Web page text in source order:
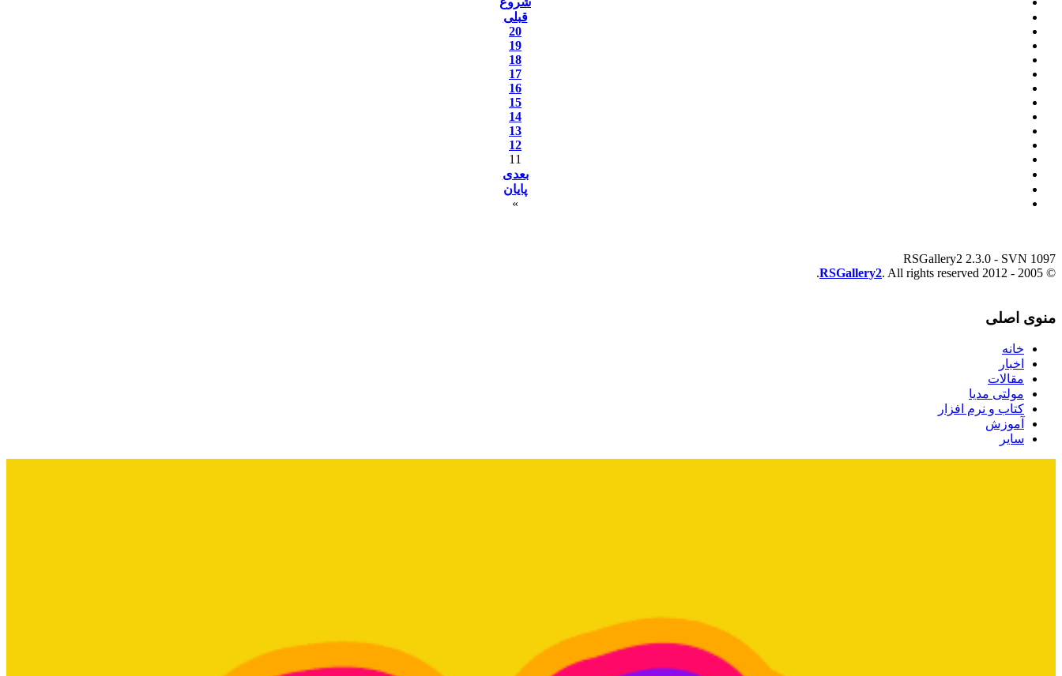
قبلی
20
19
18
17
16
15
14
13
12
11
بعدی
پایان
»
RSGallery2 2.3.0 - SVN 1097
© 2005 - 2012
RSGallery2. All rights reserved.
منوی اصلی
خانه
اخبار
مقالات
مولتی مدیا
کتاب و نرم افزار
آموزش
سایر